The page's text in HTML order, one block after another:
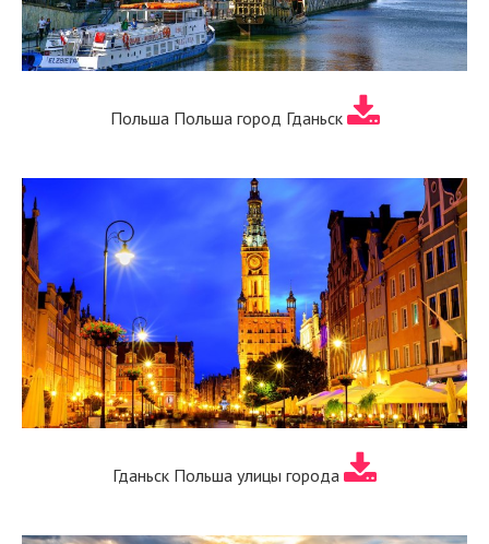
Польша Польша город Гданьск
Гданьск Польша улицы города